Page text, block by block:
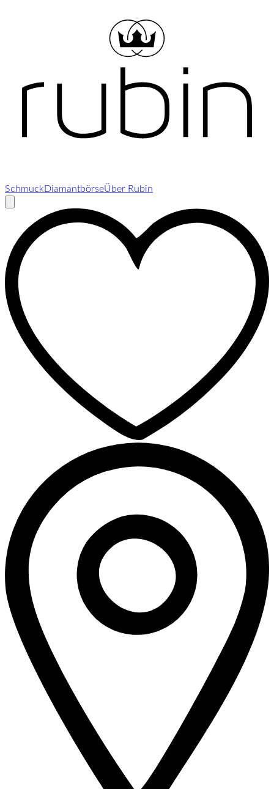
SchmuckDiamantbörseÜber Rubin